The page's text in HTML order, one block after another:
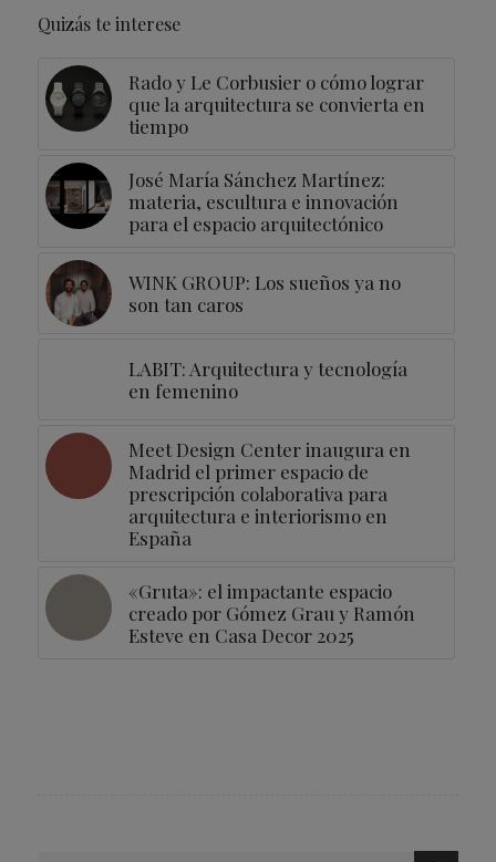
Quizás te interese
Rado y Le Corbusier o cómo lograr
que la arquitectura se convierta en
tiempo
José María Sánchez Martínez:
materia, escultura e innovación
para el espacio arquitectónico
WINK GROUP: Los sueños ya no
son tan caros
LABIT: Arquitectura y tecnología
en femenino
Meet Design Center inaugura en
Madrid el primer espacio de
prescripción colaborativa para
arquitectura e interiorismo en
España
«Gruta»: el impactante espacio
creado por Gómez Grau y Ramón
Esteve en Casa Decor 2025